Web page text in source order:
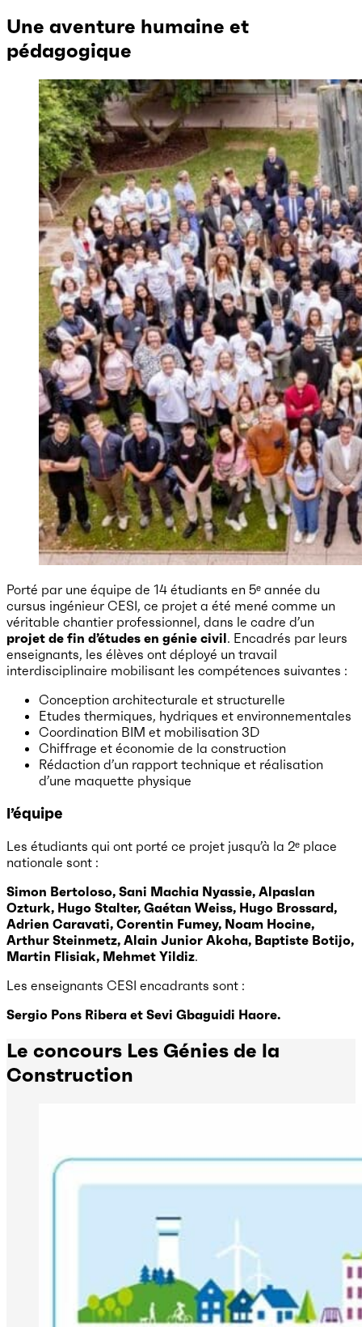
Une aventure humaine et
pédagogique
Porté par une équipe de 14 étudiants en 5ᵉ année du
cursus ingénieur CESI, ce projet a été mené comme un
véritable chantier professionnel, dans le cadre d’un
projet de fin d’études en génie civil. Encadrés par leurs
enseignants, les élèves ont déployé un travail
interdisciplinaire mobilisant les compétences suivantes :
Conception architecturale et structurelle
Etudes thermiques, hydriques et environnementales
Coordination BIM et mobilisation 3D
Chiffrage et économie de la construction
Rédaction d’un rapport technique et réalisation
d’une maquette physique
l’équipe
Les étudiants qui ont porté ce projet jusqu’à la 2ᵉ place
nationale sont :
Simon Bertoloso, Sani Machia Nyassie, Alpaslan
Ozturk, Hugo Stalter, Gaétan Weiss, Hugo Brossard,
Adrien Caravati, Corentin Fumey, Noam Hocine,
Arthur Steinmetz, Alain Junior Akoha, Baptiste Botijo,
Martin Flisiak, Mehmet Yildiz.
Les enseignants CESI encadrants sont :
Sergio Pons Ribera et Sevi Gbaguidi Haore.
Le concours Les Génies de la
Construction